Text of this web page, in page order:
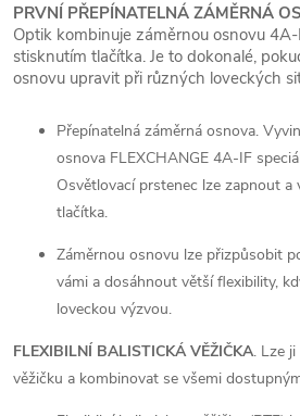
PRVNÍ PŘEPÍNATELNÁ ZÁMĚRNÁ
Optik kombinuje záměrnou osnovu
stisknutím tlačítka. Je to dokonalé,
osnovu upravit při různých loveckých
Přepínatelná záměrná osnova.
osnova FLEXCHANGE 4A-IF
Osvětlovací prstenec lze zapnout
tlačítka.
Záměrnou osnovu lze přizpůsobit
vámi a dosáhnout větší flexibility,
loveckou výzvou.
FLEXIBILNÍ BALISTICKÁ VĚŽIČKA. Lze
věžičku a kombinovat se všemi